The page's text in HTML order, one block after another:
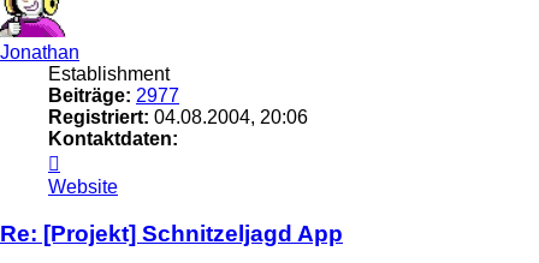
Jonathan
Establishment
Beiträge: 2977
Registriert: 04.08.2004, 20:06
Kontaktdaten:
von
Jonathan
Website
Re: [Projekt] Schnitzeljagd App